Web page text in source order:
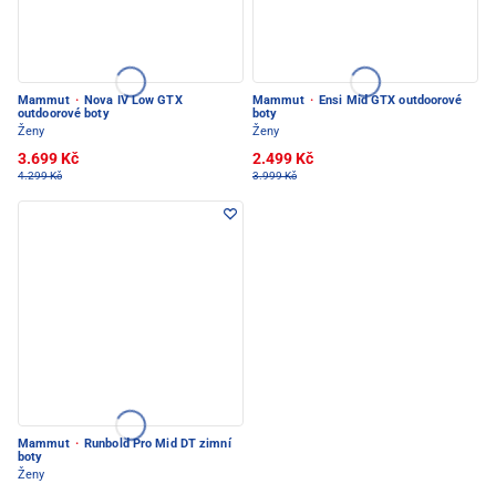
Mammut · Nova IV Low GTX
outdoorové boty
Ženy
3.699 Kč
4.299 Kč
Mammut · Ensi Mid GTX outdoorové
boty
Ženy
2.499 Kč
3.999 Kč
Mammut · Runbold Pro Mid DT zimní
boty
Ženy